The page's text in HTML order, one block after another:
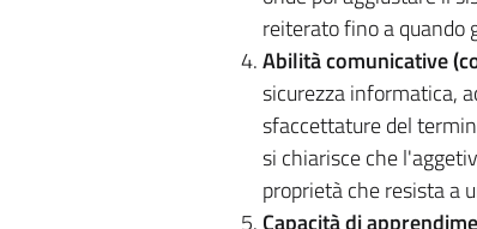
reiterato fino a quando
Abilità comunicative
sicurezza informatica,
sfaccettature del
si chiarisce che
proprietà che resista a
Capacità di